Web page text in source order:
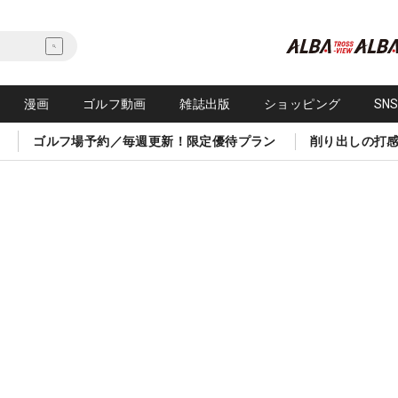
漫画 ゴルフ動画 雑誌出版 ショッピング
ゴルフ場予約／毎週更新！限定優待プラン 削り出しの打